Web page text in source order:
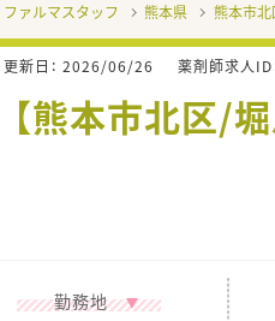
ァルマスタッフ 熊本県 熊本市北
更新日： 2026/06/26 薬剤師求人ID
【熊本市北区/
勤務地